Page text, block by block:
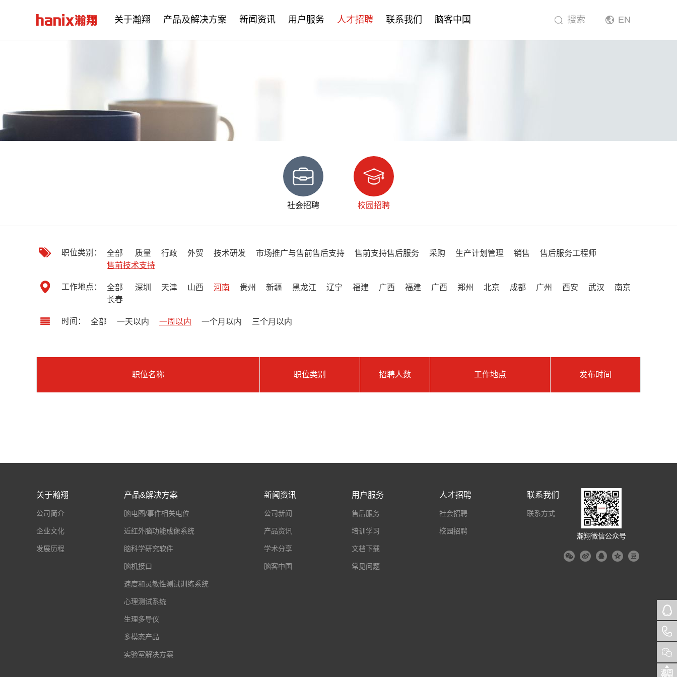
关于瀚翔 产品及解决方案 新闻资讯 用户服务 人才招聘 联系我们 脑客中国 EN
搜索
社会招聘 校园招聘
职位类别： 全部 质量 行政 外贸 技术研发 市场推广与售前售后支持 售前支持售后服务 采购 生产计划管理 销售
售后服务工程师
售前技术支持
工作地点： 全部 深圳 天津 山西 河南 贵州 新疆 黑龙江 辽宁 福建 广西 福建 广西 郑州 北京 成都 广州 西安 武汉
南京
长春
时间： 全部 一天以内 一周以内 一个月以内 三个月以内
职位名称 职位类别 招聘人数 工作地点 发布时间
瀚翔微信公众号
关于瀚翔
公司简介
企业文化
发展历程
产品&解决方案
脑电图/事件相关电位
近红外脑功能成像系统
脑科学研究软件
脑机接口
速度和灵敏性测试训练系统
心理测试系统
生理多导仪
多模态产品
实验室解决方案
新闻资讯
公司新闻
产品资讯
学术分享
脑客中国
用户服务
售后服务
培训学习
文档下载
常见问题
人才招聘
社会招聘
校园招聘
联系我们
联系方式
返回